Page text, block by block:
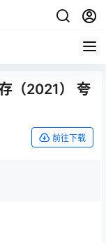
（2021） 夸
前往下载